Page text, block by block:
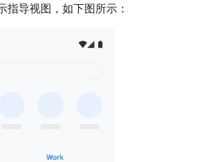
指导视图，如下图所示：